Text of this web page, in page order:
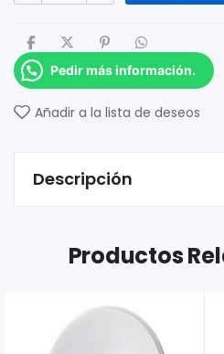
Pedir más información.
Añadir a la lista de deseos
Descripción
Productos